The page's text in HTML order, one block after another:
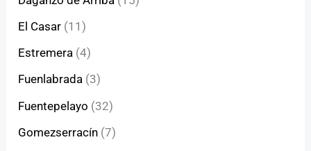
El Casar (11)
Estremera (4)
Fuenlabrada (3)
Fuentepelayo (32)
Gomezserracín (7)